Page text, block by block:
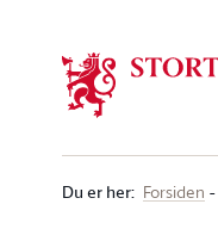
Du er her: Forsiden